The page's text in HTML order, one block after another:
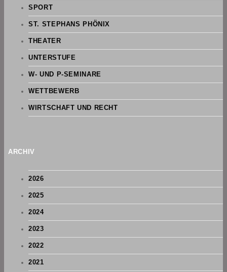
SPORT
ST. STEPHANS PHÖNIX
THEATER
UNTERSTUFE
W- UND P-SEMINARE
WETTBEWERB
WIRTSCHAFT UND RECHT
ARCHIV
2026
2025
2024
2023
2022
2021